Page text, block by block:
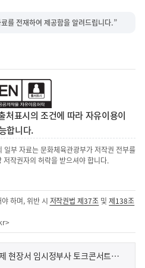
를 전재하여 제공함을 알려드립니다.”
처표시의 조건에 따라 자유이용이
합니다.
일부 자료는 문화체육관광부가 저작권 전부를
작권자의 허락을 받으셔야 합니다.
하며, 위반 시 저작권법 제37조 및제138조
>
임정기념관, 전주국제영화제 현장서 임시정부사 토크콘서트 개최